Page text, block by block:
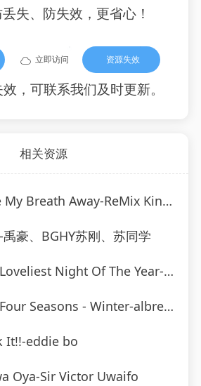
失、防失效，更省心！
立即访问 资源失效
，可联系我们及时更新。
相关资源
My Breath Away-ReMix Kings
禹豪、BGHY苏刚、苏同学
Night Of The Year-Linda Scott
- Winter-albrecht mayer、The King&#39;s Singers
It!!-eddie bo
Oya-Sir Victor Uwaifo